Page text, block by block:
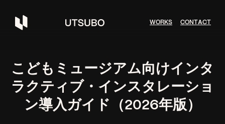
WORKS CONTACT
こどもミュージアム向けインタ
ラクティブ・インスタレーショ
ン導入ガイド（2026年版）